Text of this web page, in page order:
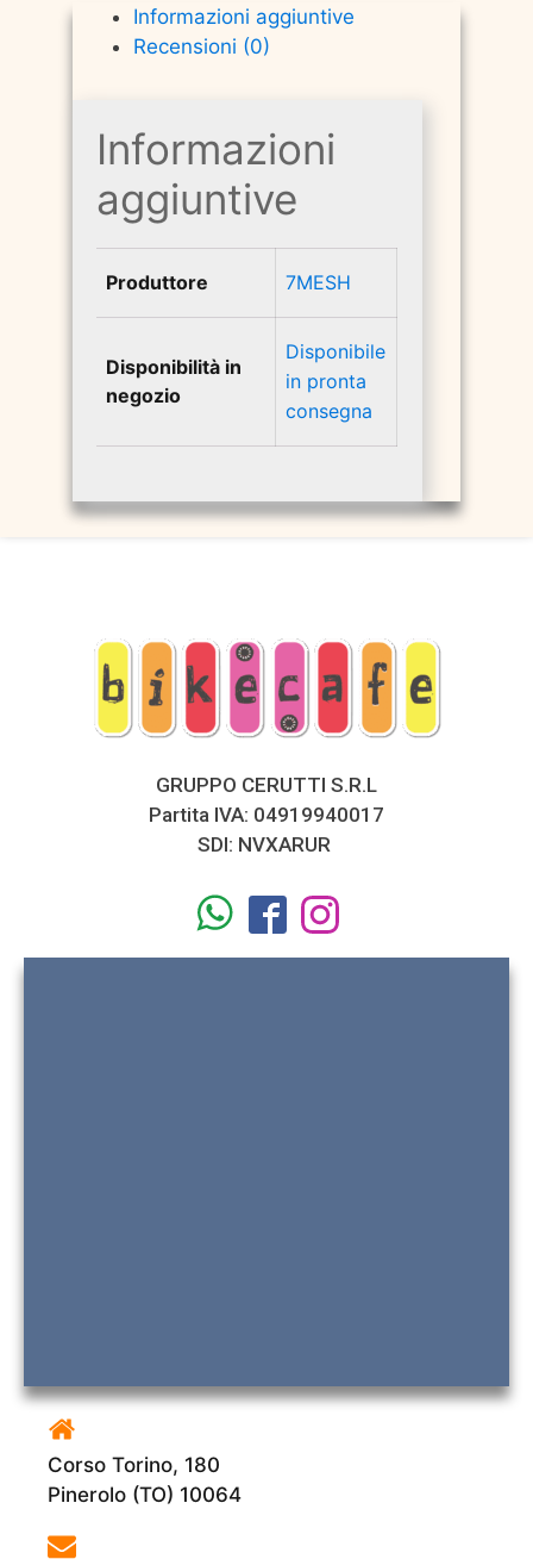
Informazioni aggiuntive
Recensioni (0)
Informazioni
aggiuntive
Produttore 7MESH
Disponibilità in
negozio
Disponibile
in pronta
consegna
GRUPPO CERUTTI S.R.L
Partita IVA: 04919940017
SDI: NVXARUR
Corso Torino, 180
Pinerolo (TO) 10064